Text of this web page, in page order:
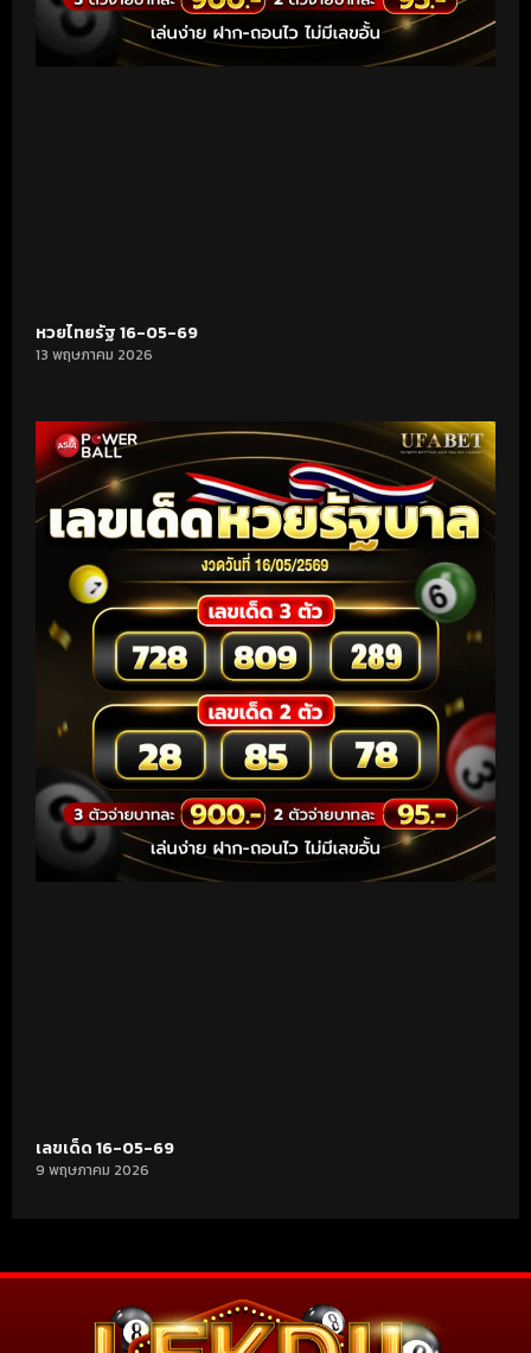
หวยไทยรัฐ 16-05-69
13 พฤษภาคม 2026
เลขเด็ด 16-05-69
9 พฤษภาคม 2026